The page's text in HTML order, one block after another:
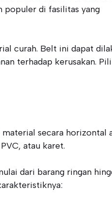
populer di fasilitas yang
curah. Belt ini dapat
terhadap kerusakan.
secara horizontal
atau karet.
dari barang ringan